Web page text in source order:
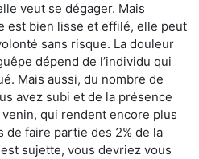
veut se dégager. Mais
est bien lisse et effilé, elle peut
sans risque. La douleur
dépend de l’individu qui
Mais aussi, du nombre de
avez subi et de la présence
venin, qui rendent encore plus
de faire partie des 2% de la
sujette, vous devriez vous